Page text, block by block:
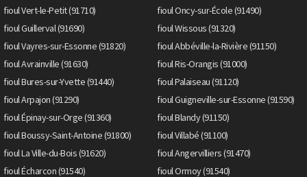
fioul Vert-le-Petit (91710)
fioul Oncy-sur-École (91490)
fioul Guillerval (91690)
fioul Wissous (91320)
fioul Vayres-sur-Essonne (91820)
fioul Abbéville-la-Rivière (91150)
fioul Avrainville (91630)
fioul Ris-Orangis (91000)
fioul Bures-sur-Yvette (91440)
fioul Palaiseau (91120)
fioul Arpajon (91290)
fioul Guigneville-sur-Essonne (91590)
fioul Épinay-sur-Orge (91360)
fioul Blandy (91150)
fioul Boussy-Saint-Antoine (91800)
fioul Villabé (91100)
fioul La Ville-du-Bois (91620)
fioul Angervilliers (91470)
fioul Écharcon (91540)
fioul Ormoy (91540)